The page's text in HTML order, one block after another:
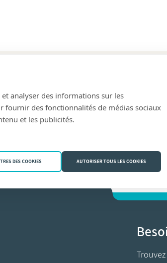
analyser des informations sur les
fournir des fonctionnalités de médias sociaux
et les publicités.
DES COOKIES AUTORISER TOUS LES COOKIES